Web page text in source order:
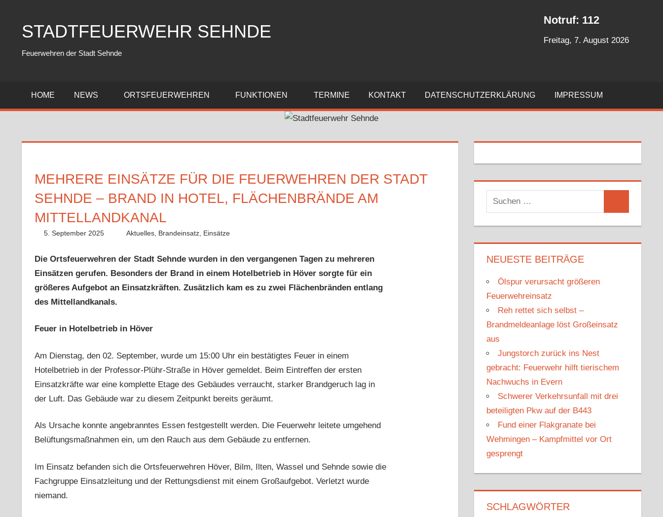
springenSTADTFEUERWEHR SEHNDE
Feuerwehren der Stadt Sehnde
Notruf: 112
Freitag, 7. August 2026
HOME NEWS ORTSFEUERWEHREN FUNKTIONEN TERMINE KONTAKT DATENSCHUTZERKLÄRUNG IMPRESSUM
MEHRERE EINSÄTZE FÜR DIE FEUERWEHREN DER STADT
SEHNDE – BRAND IN HOTEL, FLÄCHENBRÄNDE AM
MITTELLANDKANAL
5. September 2025 Paco
Aktuelles, Brandeinsatz, Einsätze
Die Ortsfeuerwehren der Stadt Sehnde wurden in den vergangenen Tagen zu mehreren
Einsätzen gerufen. Besonders der Brand in einem Hotelbetrieb in Höver sorgte für ein
größeres Aufgebot an Einsatzkräften. Zusätzlich kam es zu zwei Flächenbränden entlang
des Mittellandkanals.
Feuer in Hotelbetrieb in Höver
Am Dienstag, den 02. September, wurde um 15:00 Uhr ein bestätigtes Feuer in einem
Hotelbetrieb in der Professor-Plühr-Straße in Höver gemeldet. Beim Eintreffen der ersten
Einsatzkräfte war eine komplette Etage des Gebäudes verraucht, starker Brandgeruch lag in
der Luft. Das Gebäude war zu diesem Zeitpunkt bereits geräumt.
Als Ursache konnte angebranntes Essen festgestellt werden. Die Feuerwehr leitete umgehend
Belüftungsmaßnahmen ein, um den Rauch aus dem Gebäude zu entfernen.
Im Einsatz befanden sich die Ortsfeuerwehren Höver, Bilm, Ilten, Wassel und Sehnde sowie die
Fachgruppe Einsatzleitung und der Rettungsdienst mit einem Großaufgebot. Verletzt wurde
niemand.
u
c
h
e
n
a
c
h
:
NEUESTE BEITRÄGE
Ölspur verursacht größeren
Feuerwehreinsatz
Reh rettet sich selbst –
Brandmeldeanlage löst Großeinsatz
aus
Jungstorch zurück ins Nest
gebracht: Feuerwehr hilft tierischem
Nachwuchs in Evern
Schwerer Verkehrsunfall mit drei
beteiligten Pkw auf der B443
Fund einer Flakgranate bei
Wehmingen – Kampfmittel vor Ort
gesprengt
SCHLAGWÖRTER